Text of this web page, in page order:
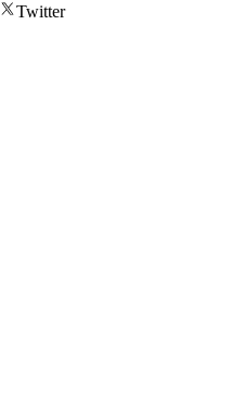
Twitter